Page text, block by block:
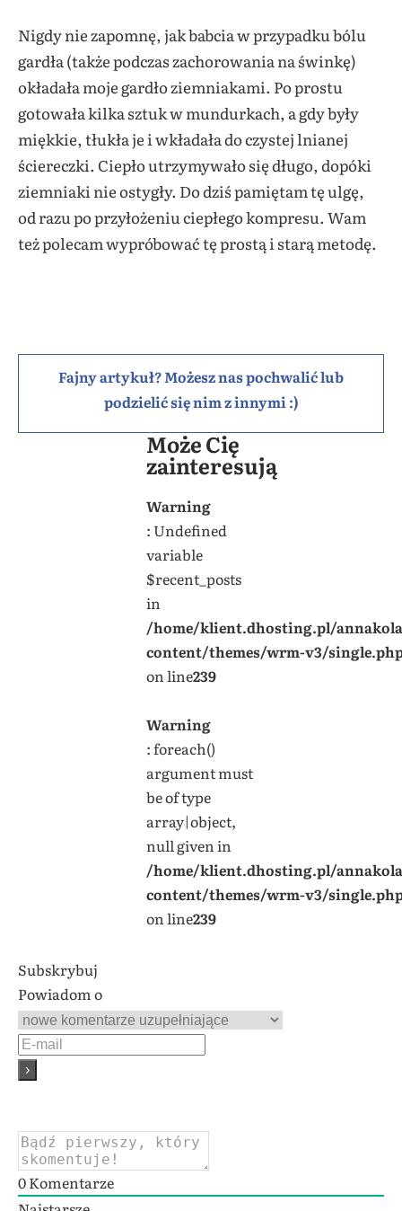
Nigdy nie zapomnę, jak babcia w przypadku bólu
gardła (także podczas zachorowania na świnkę)
okładała moje gardło ziemniakami. Po prostu
gotowała kilka sztuk w mundurkach, a gdy były
miękkie, tłukła je i wkładała do czystej lnianej
ściereczki. Ciepło utrzymywało się długo, dopóki
ziemniaki nie ostygły. Do dziś pamiętam tę ulgę,
od razu po przyłożeniu ciepłego kompresu. Wam
też polecam wypróbować tę prostą i starą metodę.
Fajny artykuł? Możesz nas pochwalić lub
podzielić się nim z innymi :)
Może Cię
zainteresują
Warning
: Undefined
variable
$recent_posts
in
/home/klient.dhosting.pl/
content/themes/wrm-v3/
on line239
Warning
: foreach()
argument must
be of type
array|object,
null given in
/home/klient.dhosting.pl/
content/themes/wrm-v3/
on line239
Subskrybuj
Powiadom o
0Komentarze